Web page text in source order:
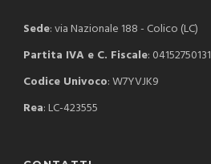
Sede: via Nazionale 188 - Colico (LC)
Partita IVA e C. Fiscale: 04152750131
Codice Univoco: W7YVJK9
Rea: LC-423555